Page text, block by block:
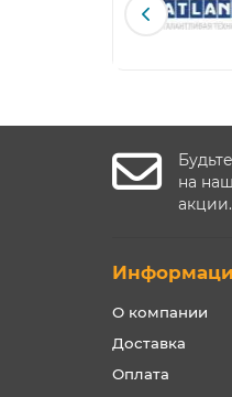
на
акции.
О компании
Доставка
Оплата